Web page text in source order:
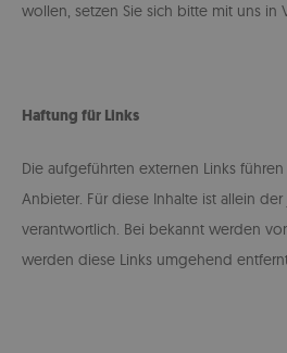
wollen, setzen Sie sich bitte mit uns in
Haftung für Links
Die aufgeführten externen Links
Anbieter. Für diese Inhalte ist allein
verantwortlich. Bei bekannt werden
werden diese Links umgehend